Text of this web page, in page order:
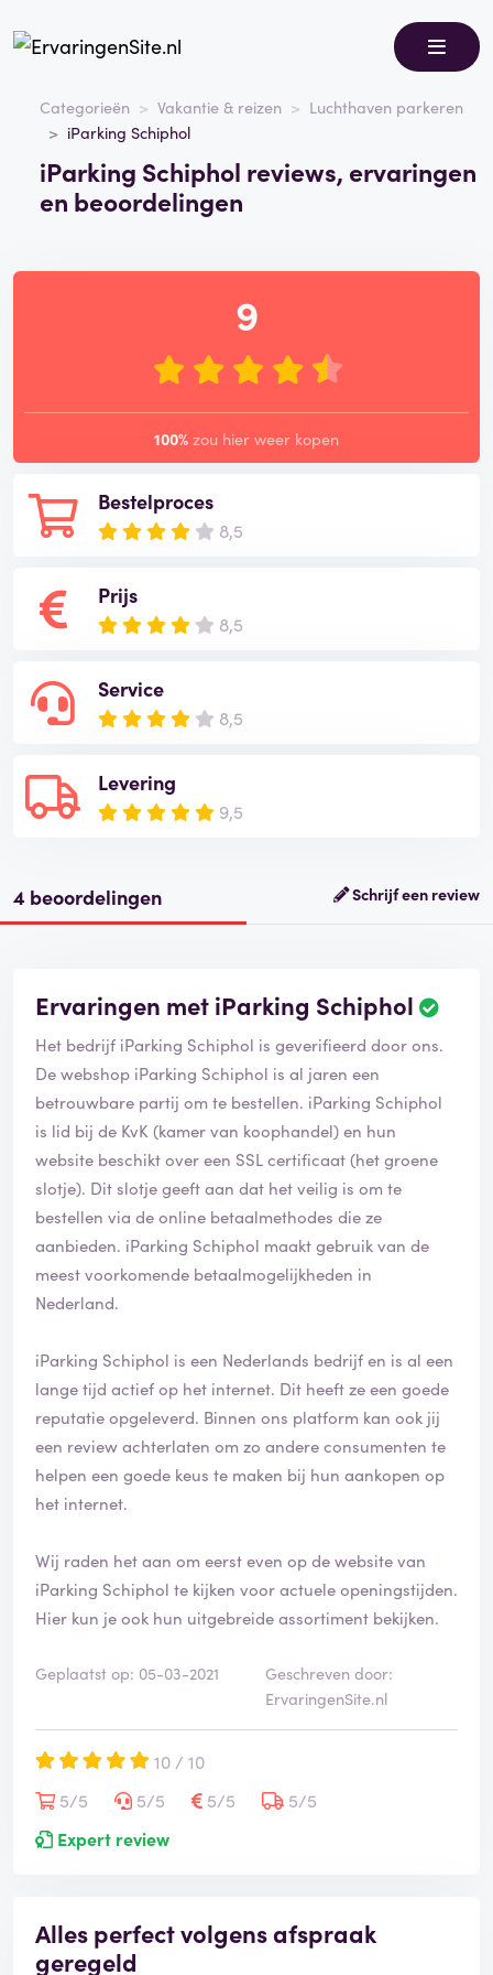
Categorieën Vakantie & reizen
Luchthaven parkeren
iParking Schiphol
iParking Schiphol reviews, ervaringen
en beoordelingen
Bestelproces
8,5
Prijs
8,5
Service
8,5
Levering
9,5
9
100% zou hier weer kopen
4 beoordelingen Schrijf een review
Ervaringen met iParking Schiphol
B
o
r
d
e
r
i
f
e
Het bedrijf iParking Schiphol is geverifieerd door ons.
De webshop iParking Schiphol is al jaren een
betrouwbare partij om te bestellen. iParking Schiphol
is lid bij de KvK (kamer van koophandel) en hun
website beschikt over een SSL certificaat (het groene
slotje). Dit slotje geeft aan dat het veilig is om te
bestellen via de online betaalmethodes die ze
aanbieden. iParking Schiphol maakt gebruik van de
meest voorkomende betaalmogelijkheden in
Nederland.
iParking Schiphol is een Nederlands bedrijf en is al een
lange tijd actief op het internet. Dit heeft ze een goede
reputatie opgeleverd. Binnen ons platform kan ook jij
een review achterlaten om zo andere consumenten te
helpen een goede keus te maken bij hun aankopen op
het internet.
Wij raden het aan om eerst even op de website van
iParking Schiphol te kijken voor actuele openingstijden.
Hier kun je ook hun uitgebreide assortiment bekijken.
Geplaatst op: 05-03-2021
Geschreven door:
ErvaringenSite.nl
10 / 10
5/5
5/5 5/5
5/5
Expert review
Alles perfect volgens afspraak
geregeld